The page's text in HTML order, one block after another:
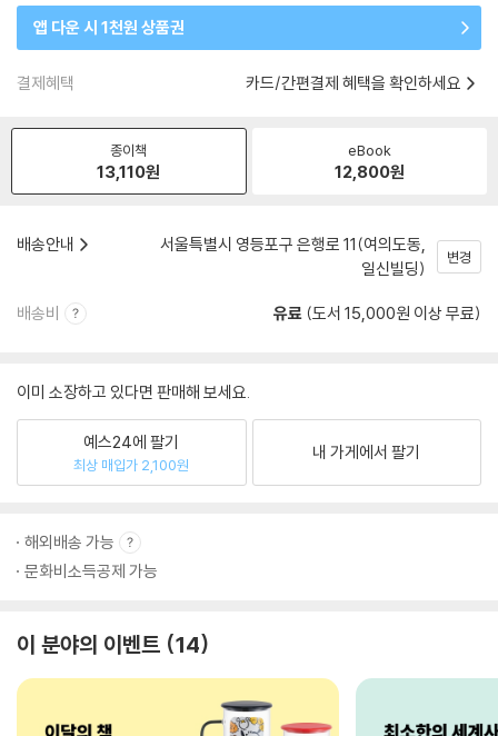
앱 다운 시 1천원 상품권
결제혜택 카드/간편결제 혜택을 확인하세요
종이책
13,110원
eBook
12,800원
배송안내
서울특별시 영등포구 은행로 11(여의도동,
일신빌딩)
변경
배송비 유료 (도서 15,000원 이상 무료)
이미 소장하고 있다면 판매해 보세요.
예스24에 팔기
최상 매입가 2,100원
내 가게에서 팔기
해외배송 가능
문화비소득공제 가능
이 분야의 이벤트 14